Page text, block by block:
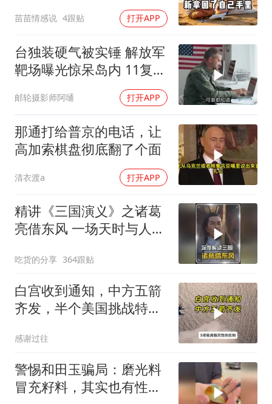
苗苗情感说 4跟贴 打开APP
台独装硬气被实锤 解放军
靶场曝光惊呆岛内 11复刻
台北城反登陆演练全公开
邮轮摄影师阿嗵 打开APP
那通打给普京的电话，让
高加索棋盘彻底翻了个面
清衣渡a 打开APP
精讲《三国演义》之诸葛
亮借东风 一场天时与人性
吃货的分享 364跟贴
白宫收到通知，中方五箭
齐发，半个美国挑战特朗
感谢过往
警惕和田玉骗局：磨光料
冒充籽料，其实也有性价